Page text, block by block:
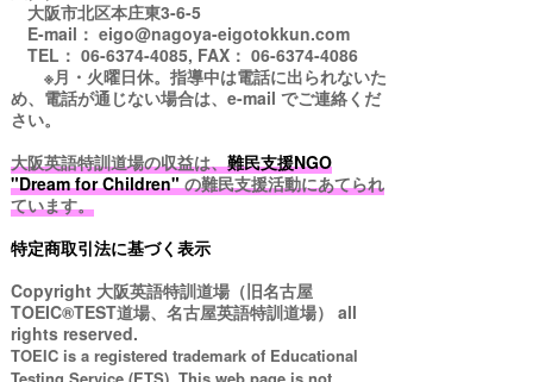
大阪市北区本庄東3-6-5
E-mail： eigo@nagoya-eigotokkun.com
TEL： 06-6374-4085, FAX： 06-6374-4086
※月・火曜日休。指導中は電話に出られないた
め、電話が通じない場合は、e-mail でご連絡くだ
さい。
大阪英語特訓道場の収益は、難民支援NGO
"Dream for Children"の難民支援活動にあてられ
ています。
特定商取引法に基づく表示
Copyright 大阪英語特訓道場（旧名古屋
TOEIC®TEST道場、名古屋英語特訓道場） all
rights reserved.
TOEIC is a registered trademark of Educational